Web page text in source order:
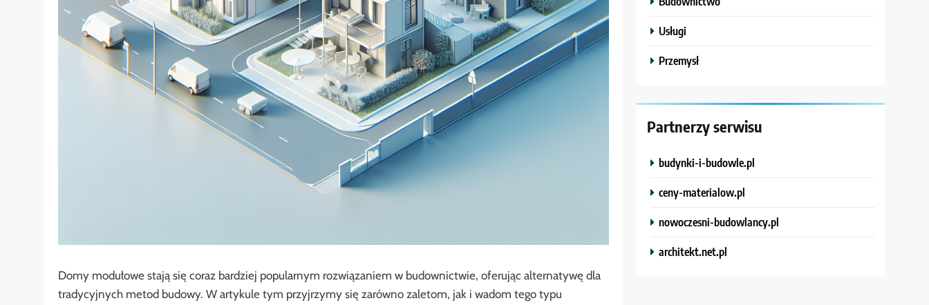
Domy modułowe stają się coraz bardziej popularnym rozwiązaniem w budownictwie, oferując alternatywę dla
tradycyjnych metod budowy. W artykule tym przyjrzymy się zarówno zaletom, jak i wadom tego typu
Usługi
Przemysł
Partnerzy serwisu
budynki-i-budowle.pl
ceny-materialow.pl
nowoczesni-budowlancy.pl
architekt.net.pl